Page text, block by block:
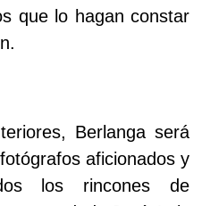
que lo hagan constar
Berlanga será
aficionados y
los rincones de